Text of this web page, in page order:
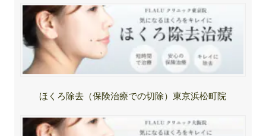
ほくろ除去（保険治療での切除）東京浜松町院